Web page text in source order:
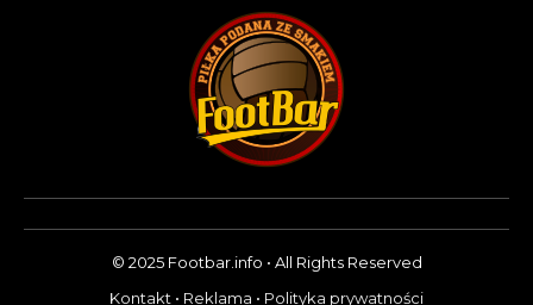
© 2025 Footbar.info • All Rights Reserved
Kontakt • Reklama • Polityka prywatności